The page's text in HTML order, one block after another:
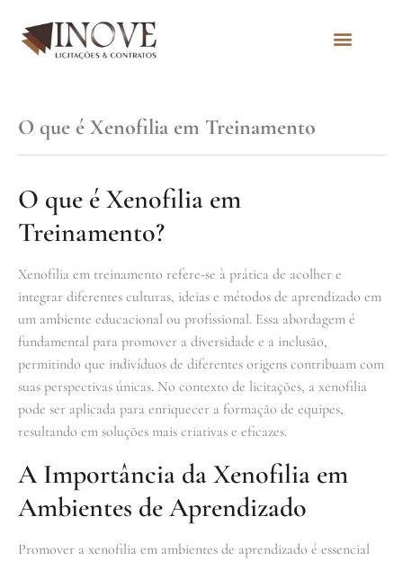
O que é Xenofilia em Treinamento
O que é Xenofilia em
Treinamento?
Xenofilia em treinamento refere-se à prática de acolher e
integrar diferentes culturas, ideias e métodos de aprendizado em
um ambiente educacional ou profissional. Essa abordagem é
fundamental para promover a diversidade e a inclusão,
permitindo que indivíduos de diferentes origens contribuam com
suas perspectivas únicas. No contexto de licitações, a xenofilia
pode ser aplicada para enriquecer a formação de equipes,
resultando em soluções mais criativas e eficazes.
A Importância da Xenofilia em
Ambientes de Aprendizado
Promover a xenofilia em ambientes de aprendizado é essencial